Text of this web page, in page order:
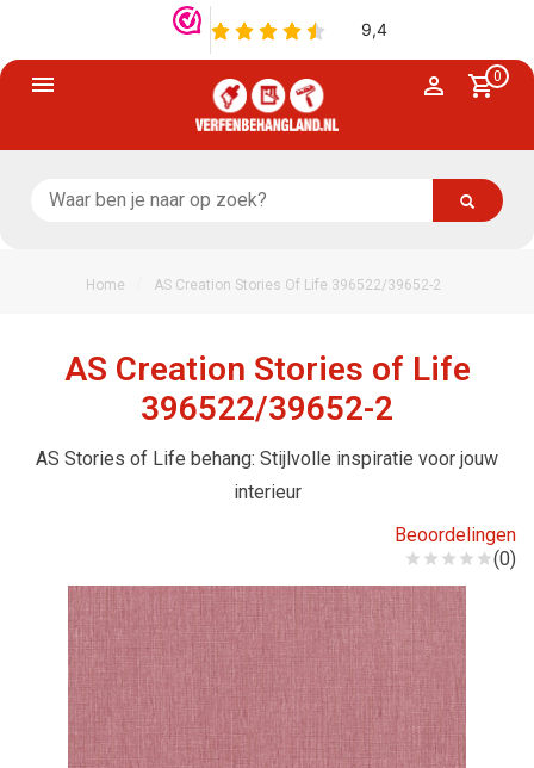
0
Home AS Creation Stories Of Life 396522/39652-2
AS Creation Stories of Life
396522/39652-2
AS Stories of Life behang: Stijlvolle inspiratie voor jouw
interieur
Beoordelingen
(0)